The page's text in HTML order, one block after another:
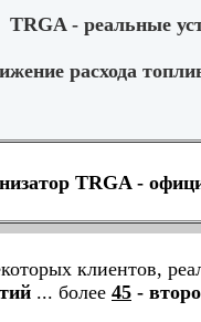
TRGA - реальные
расхода
TRGA -
клиентов,
... более 45 -